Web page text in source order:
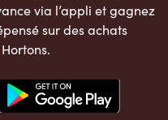
via l’appli et gagnez
sur des achats